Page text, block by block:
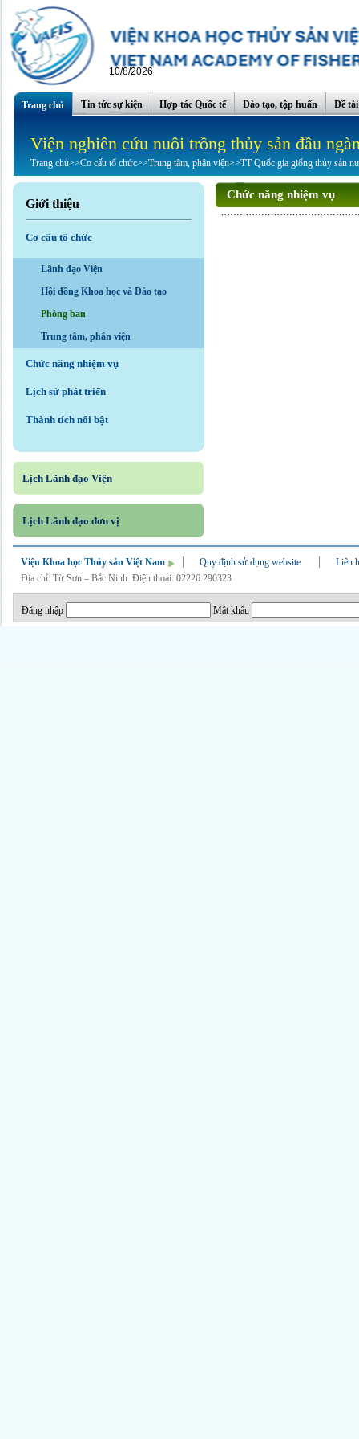
10/8/2026
Trang chủ Tin tức sự kiện Hợp tác Quốc tế Đào tạo, tập huấn Đề
Viện nghiên cứu nuôi trồng thủy sản đầu
Trang chủ>>Cơ cấu tổ chức>>Trung tâm, phân viện>>TT Quốc gia giống thủy sản
Giới thiệu
Cơ cấu tổ chức
Lãnh đạo Viện
Hội đồng Khoa học và Đào tạo
Phòng ban
Trung tâm, phân viện
Chức năng nhiệm vụ
Lịch sử phát triển
Thành tích nổi bật
Lịch Lãnh đạo Viện
Lịch Lãnh đạo đơn vị
Chức năng nhiệm vụ
Viện Khoa học Thủy sản Việt Nam Quy định sử dụng website
Liên
Địa chỉ: Từ Sơn – Bắc Ninh. Điện thoại: 02226 290323
Đăng nhập Mật khẩu